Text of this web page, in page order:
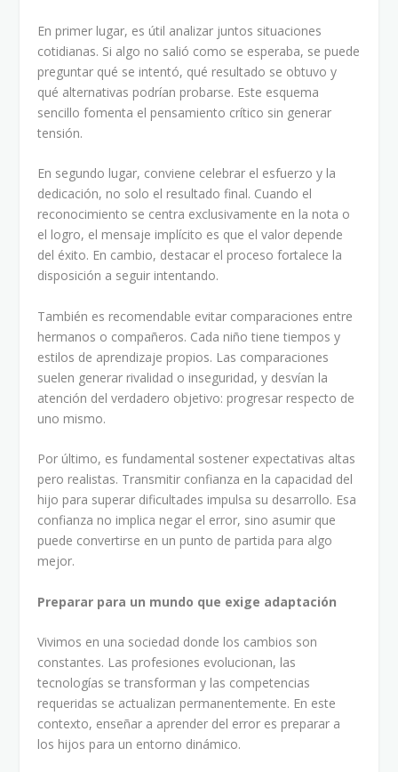
En primer lugar, es útil analizar juntos situaciones
cotidianas. Si algo no salió como se esperaba, se puede
preguntar qué se intentó, qué resultado se obtuvo y
qué alternativas podrían probarse. Este esquema
sencillo fomenta el pensamiento crítico sin generar
tensión.
En segundo lugar, conviene celebrar el esfuerzo y la
dedicación, no solo el resultado final. Cuando el
reconocimiento se centra exclusivamente en la nota o
el logro, el mensaje implícito es que el valor depende
del éxito. En cambio, destacar el proceso fortalece la
disposición a seguir intentando.
También es recomendable evitar comparaciones entre
hermanos o compañeros. Cada niño tiene tiempos y
estilos de aprendizaje propios. Las comparaciones
suelen generar rivalidad o inseguridad, y desvían la
atención del verdadero objetivo: progresar respecto de
uno mismo.
Por último, es fundamental sostener expectativas altas
pero realistas. Transmitir confianza en la capacidad del
hijo para superar dificultades impulsa su desarrollo. Esa
confianza no implica negar el error, sino asumir que
puede convertirse en un punto de partida para algo
mejor.
Preparar para un mundo que exige adaptación
Vivimos en una sociedad donde los cambios son
constantes. Las profesiones evolucionan, las
tecnologías se transforman y las competencias
requeridas se actualizan permanentemente. En este
contexto, enseñar a aprender del error es preparar a
los hijos para un entorno dinámico.